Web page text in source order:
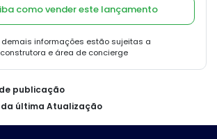
como vender este lançamento
demais informações estão sujeitas a
e área de concierge
publicação
da última Atualização